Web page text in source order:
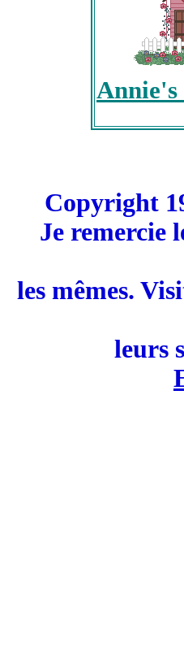
Annie's
Copyright
Je remercie
les mêmes.
leurs